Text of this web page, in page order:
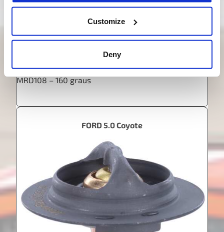
Customize
Deny
Termostato MotoRad Racing
MRD108 – 160 graus
FORD 5.0 Coyote